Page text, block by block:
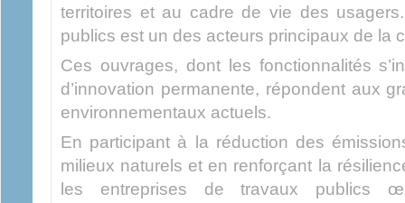
territoires et au cadre de vie des
publics est un des acteurs principaux de la
Ces ouvrages, dont les fonctionnalités
d’innovation permanente, répondent aux
environnementaux actuels.
En participant à la réduction des
milieux naturels et en renforçant la
les entreprises de travaux publics